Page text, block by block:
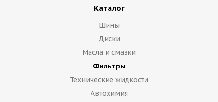
Каталог
Шины
Диски
Масла и смазки
Фильтры
Технические жидкости
Автохимия